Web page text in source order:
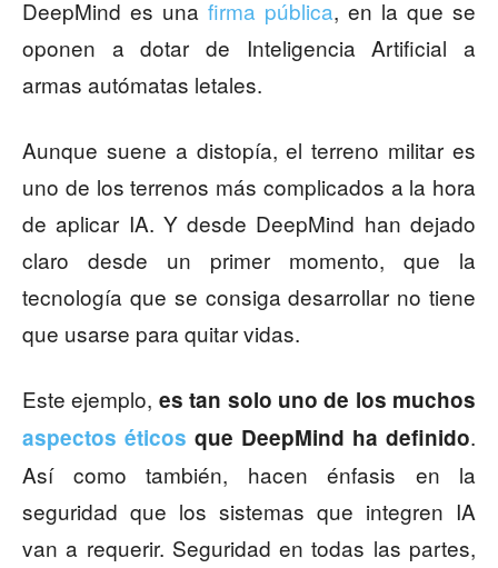
DeepMind es una firma pública, en la que se
oponen a dotar de Inteligencia Artificial a
armas autómatas letales.
Aunque suene a distopía, el terreno militar es
uno de los terrenos más complicados a la hora
de aplicar IA. Y desde DeepMind han dejado
claro desde un primer momento, que la
tecnología que se consiga desarrollar no tiene
que usarse para quitar vidas.
Este ejemplo, es tan solo uno de los muchos
aspectos éticos que DeepMind ha definido.
Así como también, hacen énfasis en la
seguridad que los sistemas que integren IA
van a requerir. Seguridad en todas las partes,